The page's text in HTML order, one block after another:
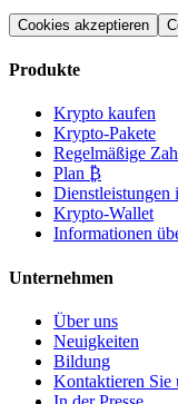
Cookies akzeptieren
Produkte
Krypto kaufen
Krypto-Pakete
Regelmäßige
Plan ₿
Krypto-Wallet
Informationen
Unternehmen
Über uns
Neuigkeiten
Bildung
Kontaktieren Sie